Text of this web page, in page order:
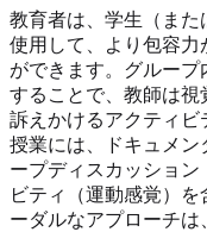
教育者は、学生（ま
使用して、より包容力
ができます。グループ
することで、教師は視
訴えかけるアクティ
授業には、ドキュメ
ープディスカッション
ビティ（運動感覚）
ーダルなアプローチ